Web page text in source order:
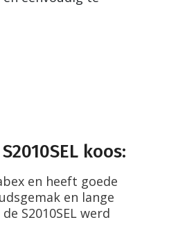
koos:
en heeft goede
en lange
S2010SEL werd